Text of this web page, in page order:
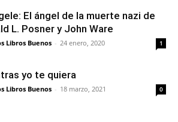
El ángel de la muerte nazi de
L. Posner y John Ware
Libros Buenos - 24 enero, 2020 1
yo te quiera
Libros Buenos - 18 marzo, 2021 0